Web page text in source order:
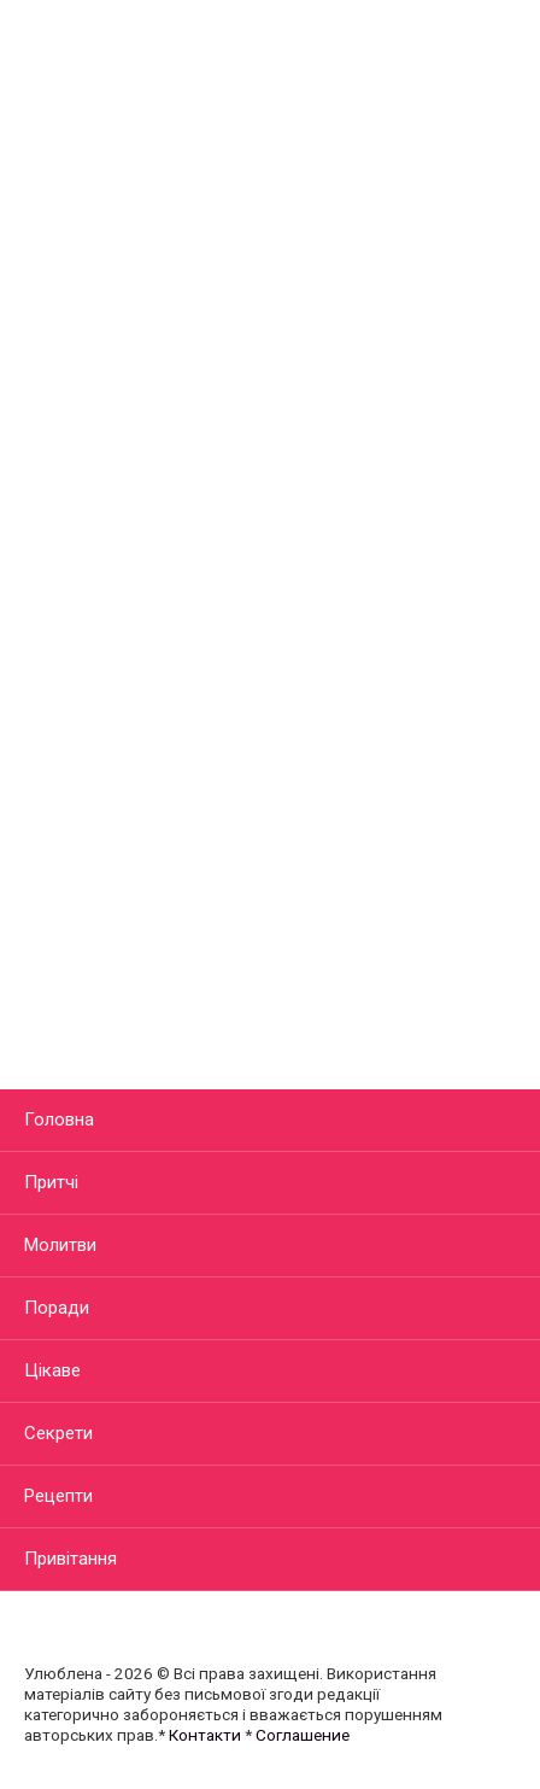
Головна
Притчі
Молитви
Поради
Цікаве
Секрети
Рецепти
Привітання
Улюблена - 2026 © Всі права захищені. Використання
матеріалів сайту без письмової згоди редакції
категорично забороняється і вважається порушенням
авторських прав.*Контакти *Соглашение